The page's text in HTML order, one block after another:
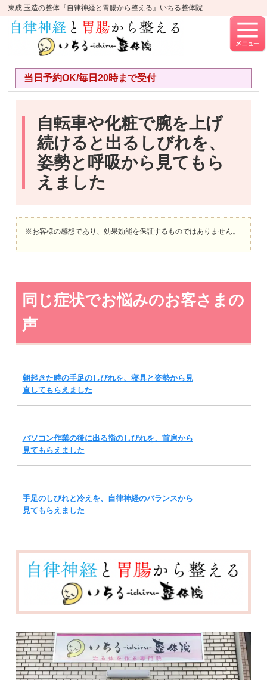
東成,玉造の整体『自律神経と胃腸から整える』いちる整体院
当日予約OK/毎日20時まで受付
自転車や化粧で腕を上げ
続けると出るしびれを、
姿勢と呼吸から見てもら
えました
※お客様の感想であり、効果効能を保証するものではありません。
同じ症状でお悩みのお客さまの
声
朝起きた時の手足のしびれを、寝具と姿勢から見
直してもらえました
パソコン作業の後に出る指のしびれを、首肩から
見てもらえました
手足のしびれと冷えを、自律神経のバランスから
見てもらえました